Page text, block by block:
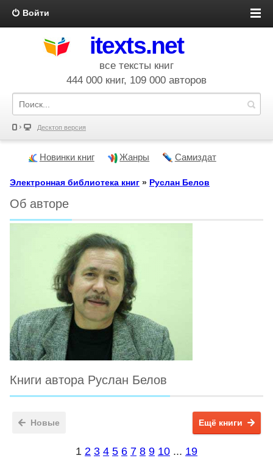
Войти
itexts.net
все тексты книг
444 000 книг, 109 000 авторов
Десктоп версия
Новинки книг Жанры Самиздат
Электронная библиотека книг » Руслан Белов
Об авторе
Книги автора Руслан Белов
Новые Ещё книги
1 2 3 4 5 6 7 8 9 10 ... 19